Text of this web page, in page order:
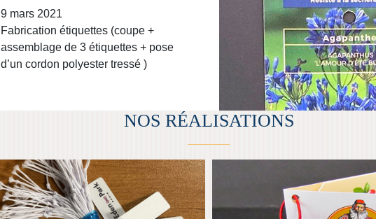
9 mars 2021
Fabrication étiquettes (coupe +
assemblage de 3 étiquettes + pose
d’un cordon polyester tressé )
NOS RÉALISATIONS
MAPLE JOE